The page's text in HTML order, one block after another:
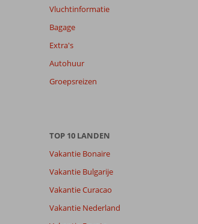
de
info
Vluchtinformatie
Bagage
Extra's
Autohuur
Groepsreizen
TOP 10 LANDEN
Vakantie Bonaire
Vakantie Bulgarije
Vakantie Curacao
Vakantie Nederland